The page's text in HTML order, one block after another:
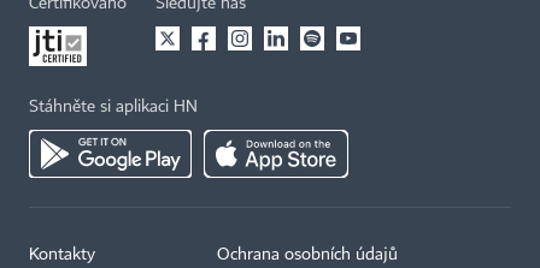
Stáhněte si aplikaci HN
Kontakty Ochrana osobních údajů